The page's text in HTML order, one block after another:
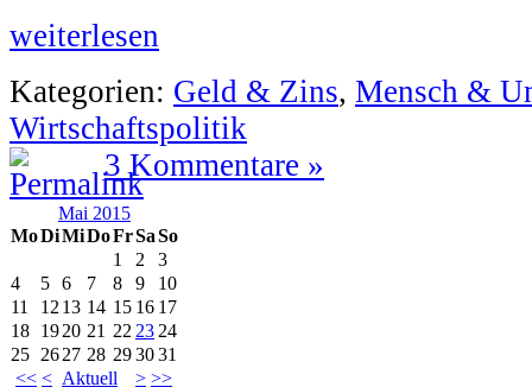
weiterlesen
Kategorien: Geld & Zins, Mensch &
Wirtschaftspolitik
3 Kommentare »
Mai 2015
MoDiMiDoFrSaSo
<< < Aktuell > >>
1 2
3
4
5 6 7 8 9
10
11
12 13 14 15 16 17
18 1920 21 22 23 24
25 2627 28 293031